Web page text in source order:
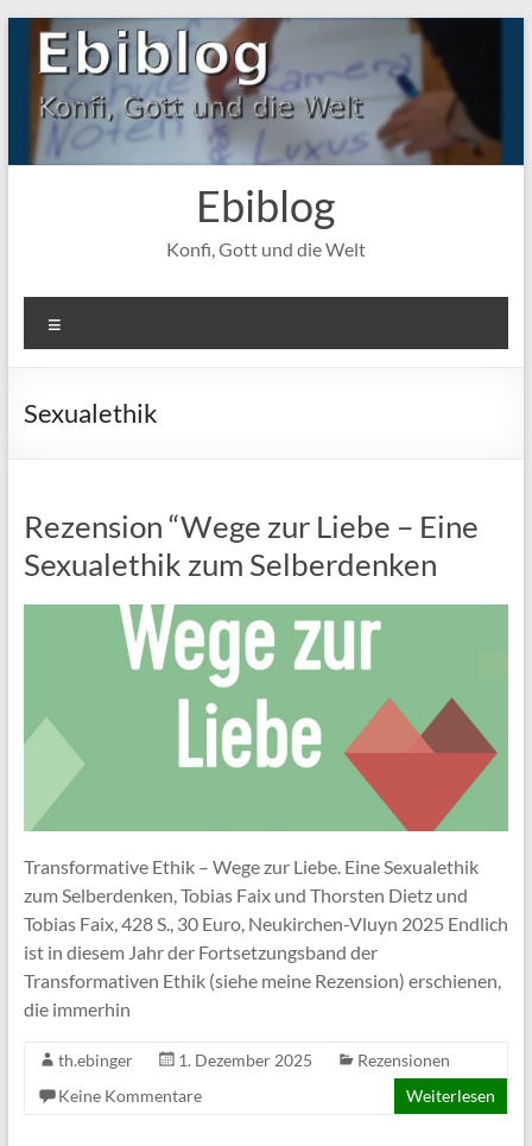
Zum
Inhalt
springen
Ebiblog
Konfi, Gott und die Welt
Sexualethik
Rezension “Wege zur Liebe – Eine
Sexualethik zum Selberdenken
Transformative Ethik – Wege zur Liebe. Eine Sexualethik
zum Selberdenken, Tobias Faix und Thorsten Dietz und
Tobias Faix, 428 S., 30 Euro, Neukirchen-Vluyn 2025 Endlich
ist in diesem Jahr der Fortsetzungsband der
Transformativen Ethik (siehe meine Rezension) erschienen,
die immerhin
th.ebinger 1. Dezember 2025
Rezensionen
Keine Kommentare
Weiterlesen